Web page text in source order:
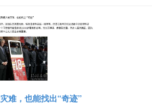
难，也能找出“奇迹”